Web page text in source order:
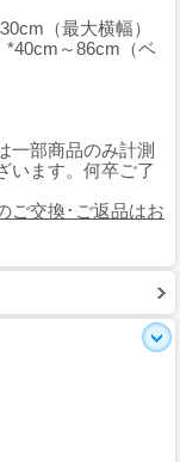
（最大横幅）
*40cm～86cm（ベ
一部商品のみ計測
います。何卒ご了
ご交換･ご返品はお